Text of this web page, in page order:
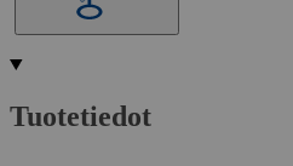
Tuotetiedot